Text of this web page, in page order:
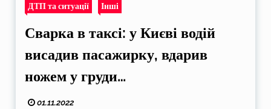
ДТП та ситуації Інші
Сварка в таксі: у Києві водій
висадив пасажирку, вдарив
ножем у груди…
01.11.2022